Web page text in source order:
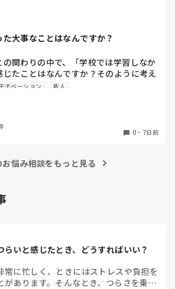
いただきたいです。
大事なことはなんですか？
関わりの中で、「学校では学習しなか
じたことはなんですか？そのように考え
かけや出来事もあれば教えてください。
モチベーション 新人
0 ・ 7日前
悩み相談をもっと見る
らいと感じたとき、どうすればいい？
常に忙しく、ときにはストレスや負担を
があります。そんなとき、つらさを乗り